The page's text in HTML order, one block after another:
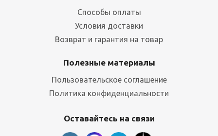
Способы оплаты
Условия доставки
Возврат и гарантия на товар
Полезные материалы
Пользовательское соглашение
Политика конфиденциальности
Оставайтесь на связи